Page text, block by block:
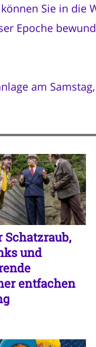
Sie in
Epoche
am
Schatzraub,
und
entfachen